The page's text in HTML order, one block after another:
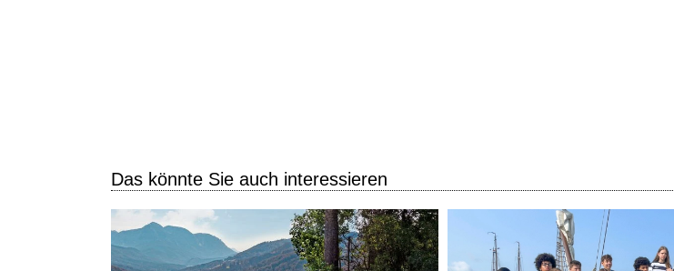
Das könnte Sie auch interessieren